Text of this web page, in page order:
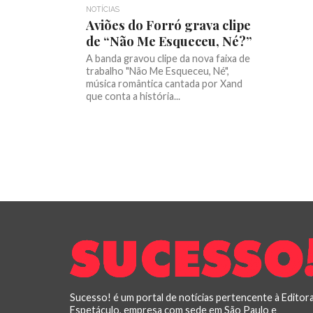
NOTÍCIAS
Aviões do Forró grava clipe
de “Não Me Esqueceu, Né?”
A banda gravou clipe da nova faixa de
trabalho "Não Me Esqueceu, Né",
música romântica cantada por Xand
que conta a história...
Sucesso! é um portal de notícias pertencente à
Espetáculo, empresa com sede em São Paulo e